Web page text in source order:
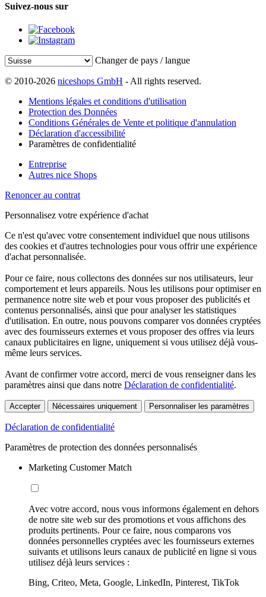
Suivez-nous sur
Changer de pays / langue
© 2010-2026 niceshops GmbH - All rights reserved.
Mentions légales et conditions d'utilisation
Protection des Données
Conditions Générales de Vente et politique d'annulation
Déclaration d'accessibilité
Paramètres de confidentialité
Entreprise
Autres nice Shops
Renoncer au contrat
Personnalisez votre expérience d'achat
Ce n'est qu'avec votre consentement individuel que nous utilisons
des cookies et d'autres technologies pour vous offrir une expérience
d'achat personnalisée.
Pour ce faire, nous collectons des données sur nos utilisateurs, leur
comportement et leurs appareils. Nous les utilisons pour optimiser en
permanence notre site web et pour vous proposer des publicités et
contenus personnalisés, ainsi que pour analyser les statistiques
d'utilisation. En outre, nous pouvons comparer vos données cryptées
avec des fournisseurs externes et vous proposer des offres via leurs
canaux publicitaires en ligne, uniquement si vous utilisez déjà vous-
même leurs services.
Avant de confirmer votre accord, merci de vous renseigner dans les
paramètres ainsi que dans notre Déclaration de confidentialité.
Accepter Nécessaires uniquement Personnaliser les paramètres
Déclaration de confidentialité
Paramètres de protection des données personnalisés
Marketing Customer Match
Avec votre accord, nous vous informons également en dehors
de notre site web sur des promotions et vous affichons des
produits pertinents. Pour ce faire, nous comparons vos
données personnelles cryptées avec les fournisseurs externes
suivants et utilisons leurs canaux de publicité en ligne si vous
utilisez déjà leurs services :
Bing, Criteo, Meta, Google, LinkedIn, Pinterest, TikTok